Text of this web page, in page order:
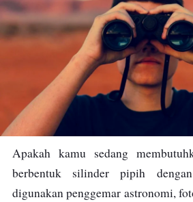
Apakah kamu sedang
berbentuk silinder pipih
digunakan penggemar astronomi,